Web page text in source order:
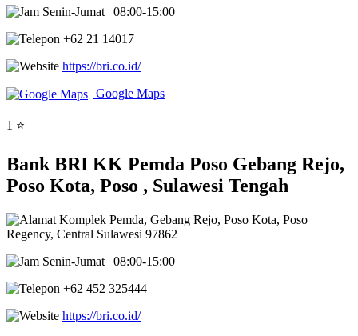
Senin-Jumat | 08:00-15:00
+62 21 14017
https://bri.co.id/
Google Maps
1 ⭐
Bank BRI KK Pemda Poso Gebang Rejo,
Poso Kota, Poso , Sulawesi Tengah
Komplek Pemda, Gebang Rejo, Poso Kota, Poso
Regency, Central Sulawesi 97862
Senin-Jumat | 08:00-15:00
+62 452 325444
https://bri.co.id/